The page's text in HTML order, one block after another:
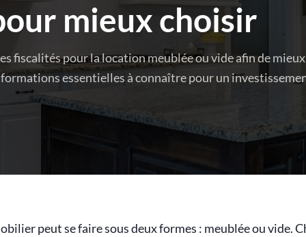
mieux choisir
fiscalités pour la location meublée ou vide afin de
essentielles à connaître pour un
peut se faire sous deux formes : meublée ou vide.